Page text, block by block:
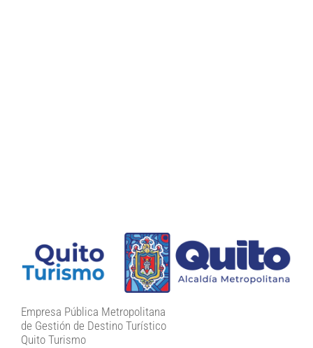
Empresa Pública Metropolitana
de Gestión de Destino Turístico
Quito Turismo